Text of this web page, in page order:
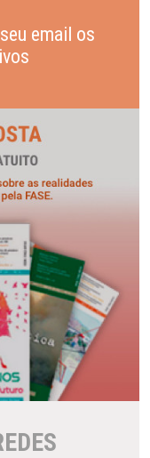
email os